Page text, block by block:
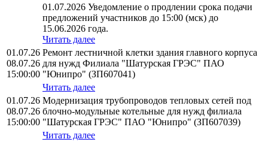
01.07.2026 Уведомление о продлении срока подачи
предложений участников до 15:00 (мск) до
15.06.2026 года.
Читать далее
01.07.26
08.07.26
15:00:00
Ремонт лестничной клетки здания главного корпуса
для нужд Филиала "Шатурская ГРЭС" ПАО
"Юнипро" (ЗП607041)
Читать далее
01.07.26
08.07.26
15:00:00
Модернизация трубопроводов тепловых сетей под
блочно-модульные котельные для нужд филиала
"Шатурская ГРЭС" ПАО "Юнипро" (ЗП607039)
Читать далее